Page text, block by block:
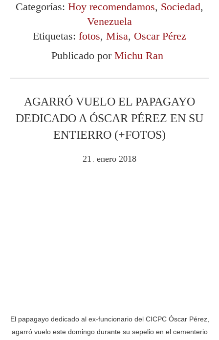
Categorías: Hoy recomendamos, Sociedad,
Venezuela
Etiquetas: fotos, Misa, Oscar Pérez
Publicado por Michu Ran
AGARRÓ VUELO EL PAPAGAYO
DEDICADO A ÓSCAR PÉREZ EN SU
ENTIERRO (+FOTOS)
21 . enero 2018
El papagayo dedicado al ex-funcionario del CICPC Óscar Pérez,
agarró vuelo este domingo durante su sepelio en el cementerio